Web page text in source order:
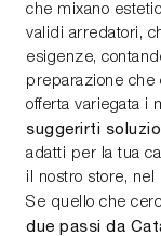
che mixano
validi arredatori,
esigenze,
preparazione che
offerta variegata i
suggerirti
adatti per la tua
il nostro store,
Se quello che
due passi da